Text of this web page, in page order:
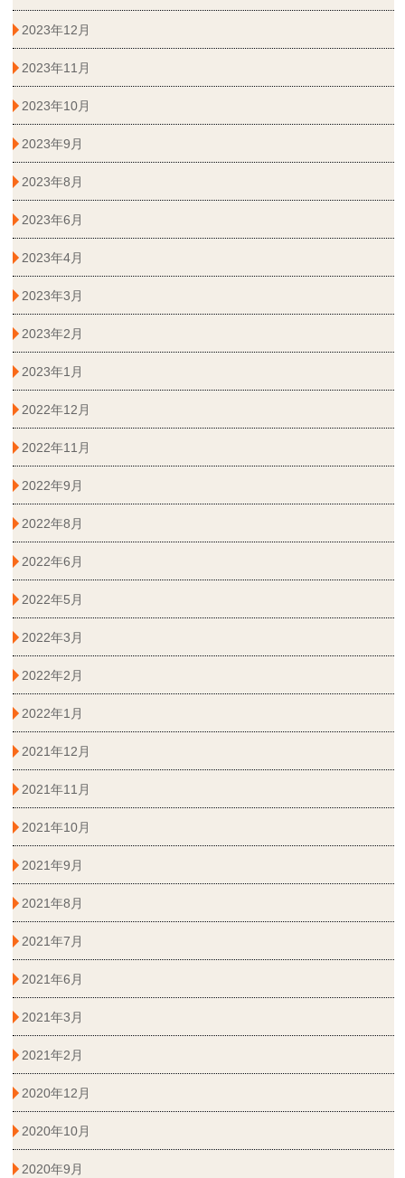
2023年12月
2023年11月
2023年10月
2023年9月
2023年8月
2023年6月
2023年4月
2023年3月
2023年2月
2023年1月
2022年12月
2022年11月
2022年9月
2022年8月
2022年6月
2022年5月
2022年3月
2022年2月
2022年1月
2021年12月
2021年11月
2021年10月
2021年9月
2021年8月
2021年7月
2021年6月
2021年3月
2021年2月
2020年12月
2020年10月
2020年9月